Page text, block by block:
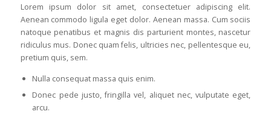
Lorem ipsum dolor sit amet, consectetuer adipiscing elit.
Aenean commodo ligula eget dolor. Aenean massa. Cum sociis
natoque penatibus et magnis dis parturient montes, nascetur
ridiculus mus. Donec quam felis, ultricies nec, pellentesque eu,
pretium quis, sem.
Nulla consequat massa quis enim.
Donec pede justo, fringilla vel, aliquet nec, vulputate eget,
arcu.